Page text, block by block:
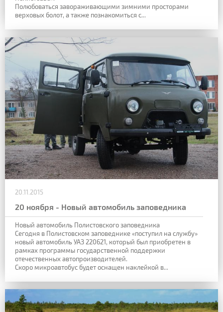
Полюбоваться завораживающими зимними просторами
верховых болот, а также познакомиться с...
20.11.2015
20 ноября - Новый автомобиль заповедника
Новый автомобиль Полистовского заповедника
Сегодня в Полистовском заповеднике «поступил на службу»
новый автомобиль УАЗ 220621, который был приобретен в
рамках программы государственной поддержки
отечественных автопроизводителей.
Скоро микроавтобус будет оснащен наклейкой в...